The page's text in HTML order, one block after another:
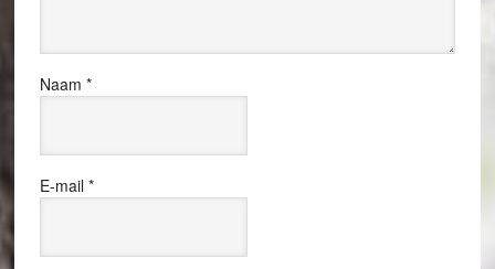
Naam *
E-mail *